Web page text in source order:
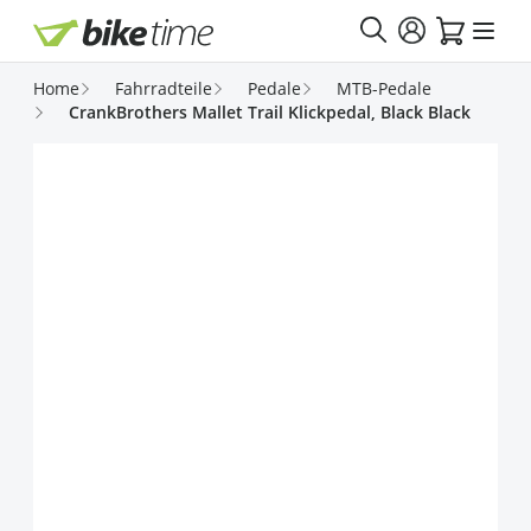
Direkt zum Inhalt
Home Fahrradteile Pedale
MTB-Pedale
CrankBrothers Mallet Trail Klickpedal, Black Black